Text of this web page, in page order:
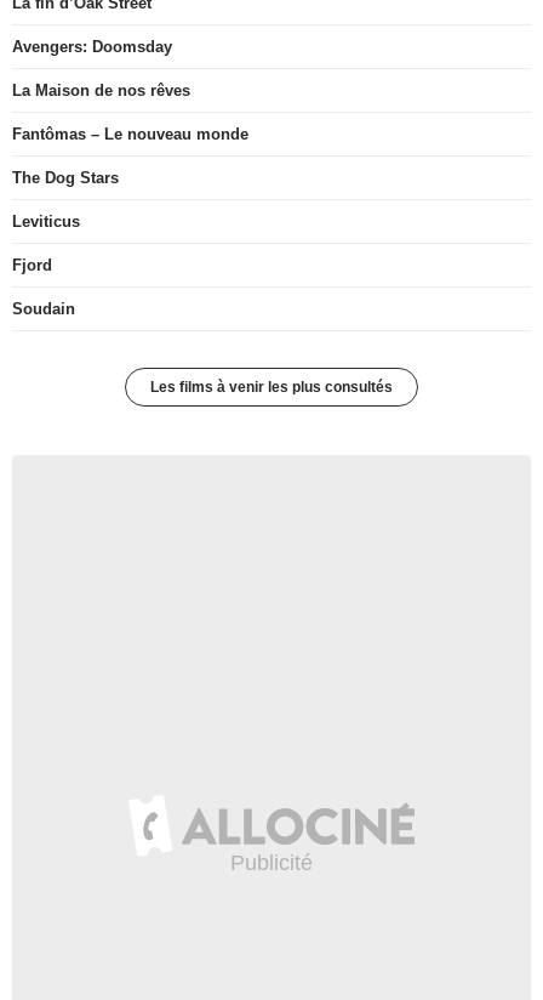
Avengers: Doomsday
La Maison de nos rêves
Fantômas – Le nouveau monde
The Dog Stars
Leviticus
Fjord
Soudain
Les films à venir les plus consultés